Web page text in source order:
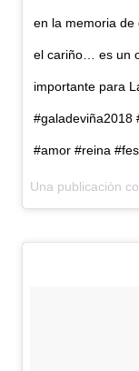
en la memoria
el cariño… es un
importante para
#galadeviña2018
#amor #reina
Una publicación